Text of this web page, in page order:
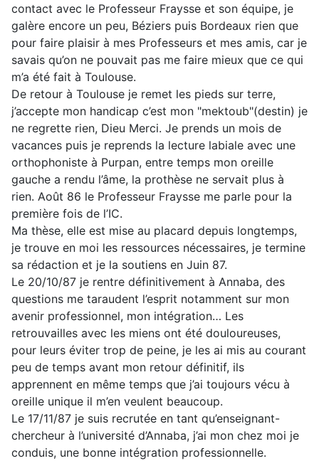
contact avec le Professeur Fraysse et son équipe, je
galère encore un peu, Béziers puis Bordeaux rien que
pour faire plaisir à mes Professeurs et mes amis, car je
savais qu’on ne pouvait pas me faire mieux que ce qui
m’a été fait à Toulouse.
De retour à Toulouse je remet les pieds sur terre,
j’accepte mon handicap c’est mon "mektoub"(destin) je
ne regrette rien, Dieu Merci. Je prends un mois de
vacances puis je reprends la lecture labiale avec une
orthophoniste à Purpan, entre temps mon oreille
gauche a rendu l’âme, la prothèse ne servait plus à
rien. Août 86 le Professeur Fraysse me parle pour la
première fois de l’IC.
Ma thèse, elle est mise au placard depuis longtemps,
je trouve en moi les ressources nécessaires, je termine
sa rédaction et je la soutiens en Juin 87.
Le 20/10/87 je rentre définitivement à Annaba, des
questions me taraudent l’esprit notamment sur mon
avenir professionnel, mon intégration… Les
retrouvailles avec les miens ont été douloureuses,
pour leurs éviter trop de peine, je les ai mis au courant
peu de temps avant mon retour définitif, ils
apprennent en même temps que j’ai toujours vécu à
oreille unique il m’en veulent beaucoup.
Le 17/11/87 je suis recrutée en tant qu’enseignant-
chercheur à l’université d’Annaba, j’ai mon chez moi je
conduis, une bonne intégration professionnelle.